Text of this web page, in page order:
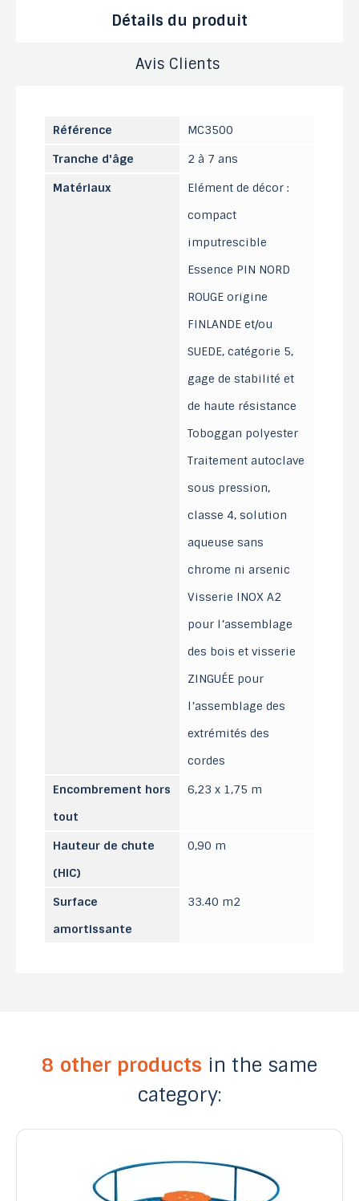
Détails du produit
Avis Clients
Référence
MC3500
Tranche d'âge
2 à 7 ans
Matériaux
Elément de décor :
compact
imputrescible
Essence PIN NORD
ROUGE origine
FINLANDE et/ou
SUEDE, catégorie 5,
gage de stabilité et
de haute résistance
Toboggan polyester
Traitement autoclave
sous pression,
classe 4, solution
aqueuse sans
chrome ni arsenic
Visserie INOX A2
pour l’assemblage
des bois et visserie
ZINGUÉE pour
l’assemblage des
extrémités des
cordes
Encombrement hors
tout
6,23 x 1,75 m
Hauteur de chute
(HIC)
0,90 m
Surface
amortissante
33.40 m2
8 other products in the same
category: